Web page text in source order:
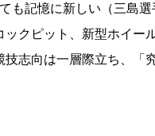
も記憶に新しい（三島
クピット、新型ホイー
志向は一層際立ち、「